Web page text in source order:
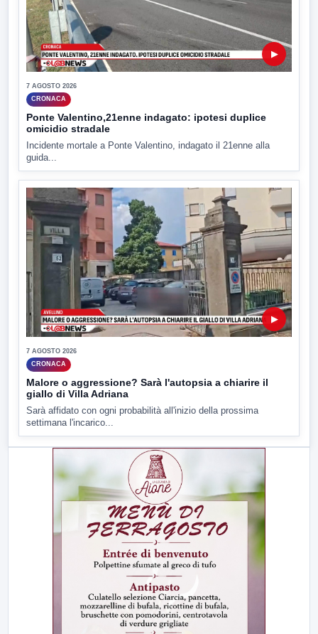
▶
7 AGOSTO 2026
CRONACA
Ponte Valentino,21enne indagato: ipotesi duplice
omicidio stradale
Incidente mortale a Ponte Valentino, indagato il 21enne alla
guida...
▶
7 AGOSTO 2026
CRONACA
Malore o aggressione? Sarà l'autopsia a chiarire il
giallo di Villa Adriana
Sarà affidato con ogni probabilità all'inizio della prossima
settimana l'incarico...